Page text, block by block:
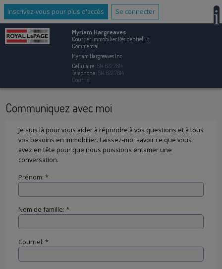
Inscrivez-vous pour plus d'accès Se connecter
Myriam Hargreaves
Courtier Immobilier Résidentiel Et
Commercial
Myriam Hargreaves Inc.
Cellulaire :514.622.7614
Téléphone :514.622.7614
Courriel
Communiquez avec moi
Je suis là pour vous aider à répondre à vos questions et à tous
vos besoins en immobilier. Laissez-moi savoir ce que vous
avez en tête pour que nous puissions entamer une
conversation.
Prénom: *
Nom de famille: *
Courriel: *